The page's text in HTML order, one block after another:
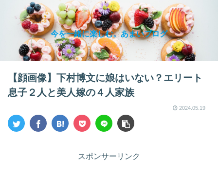
今を一緒に楽しむ。あまいブログ
【顔画像】下村博文に娘はいない？エリート
息子２人と美人嫁の４人家族
2024.05.19
スポンサーリンク